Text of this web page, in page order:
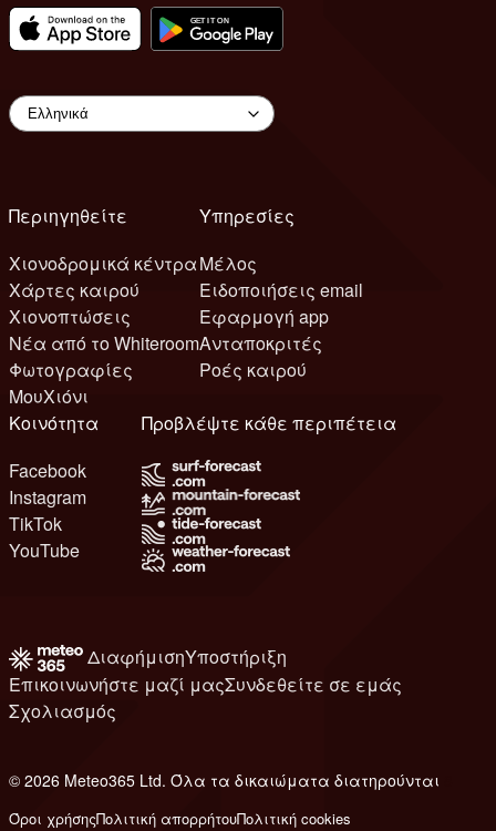
Περιηγηθείτε
Χιονοδρομικά κέντρα
Χάρτες καιρού
Χιονοπτώσεις
Νέα από το Whiteroom
Φωτογραφίες
ΜουΧιόνι
Υπηρεσίες
Μέλος
Ειδοποιήσεις email
Εφαρμογή app
Ανταποκριτές
Ροές καιρού
Κοινότητα
Facebook
Instagram
TikTok
YouTube
Προβλέψτε κάθε περιπέτεια
ΔιαφήμισηΥποστήριξη
Επικοινωνήστε μαζί μαςΣυνδεθείτε σε εμάς
Σχολιασμός
© 2026 Meteo365 Ltd. Όλα τα δικαιώματα διατηρούνται
Όροι χρήσηςΠολιτική απορρήτουΠολιτική cookies